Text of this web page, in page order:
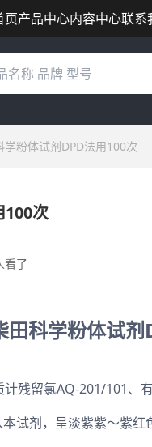
页产品中心内容中心联系
学粉体试剂DPD法用100次
100次
看了
田科学粉体试
计残留氯AQ-201/101、
试剂，呈淡紫紫～紫红